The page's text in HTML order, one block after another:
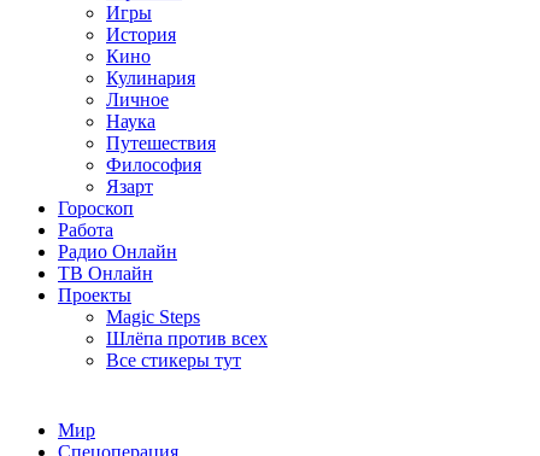
Игры
История
Кино
Кулинария
Личное
Наука
Путешествия
Философия
Язарт
Гороскоп
Работа
Радио Онлайн
ТВ Онлайн
Проекты
Magic Steps
Шлёпа против всех
Все стикеры тут
Мир
Спецоперация